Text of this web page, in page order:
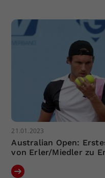
21.01.2023
Australian Open:
von Erler/Miedler zu
zufällig
hat.